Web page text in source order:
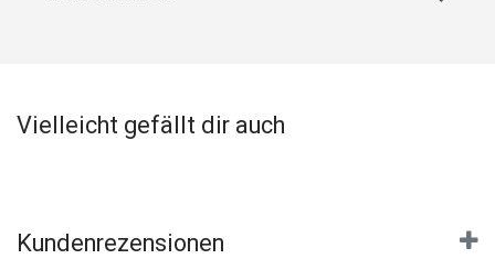
Vielleicht gefällt dir auch
Kundenrezensionen